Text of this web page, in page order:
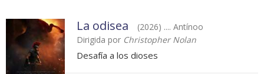
La odisea
(2026) .... Antínoo
Dirigida por Christopher Nolan
Desafía a los dioses